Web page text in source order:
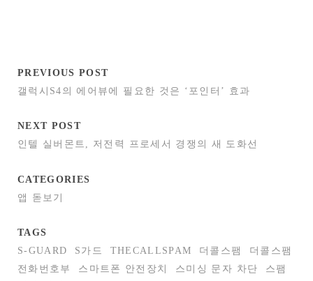
PREVIOUS POST
갤럭시S4의 에어뷰에 필요한 것은 ‘포인터’ 효과
NEXT POST
인텔 실버몬트, 저전력 프로세서 경쟁의 새 도화선
CATEGORIES
앱 돋보기
TAGS
S-GUARD
S가드 THECALLSPAM 더콜스팸
더콜스팸
전화번호부
스마트폰 안전장치 스미싱 문자 차단
스팸